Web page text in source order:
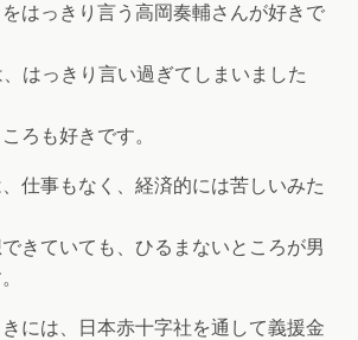
はっきり言う高岡奏輔さんが好きで
、はっきり言い過ぎてしまいました
ろも好きです。
仕事もなく、経済的には苦しいみた
きていても、ひるまないところが男
には、日本赤十字社を通して義援金